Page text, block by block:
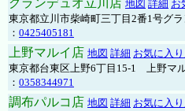
グランデュオ立川店 地図 詳細 お
東京都立川市柴崎町三丁目2番1号グ
： 0425405181
上野マルイ店 地図 詳細 お気に入
東京都台東区上野6丁目15-1 上野マ
： 0358344971
調布パルコ店 地図 詳細 お気に入